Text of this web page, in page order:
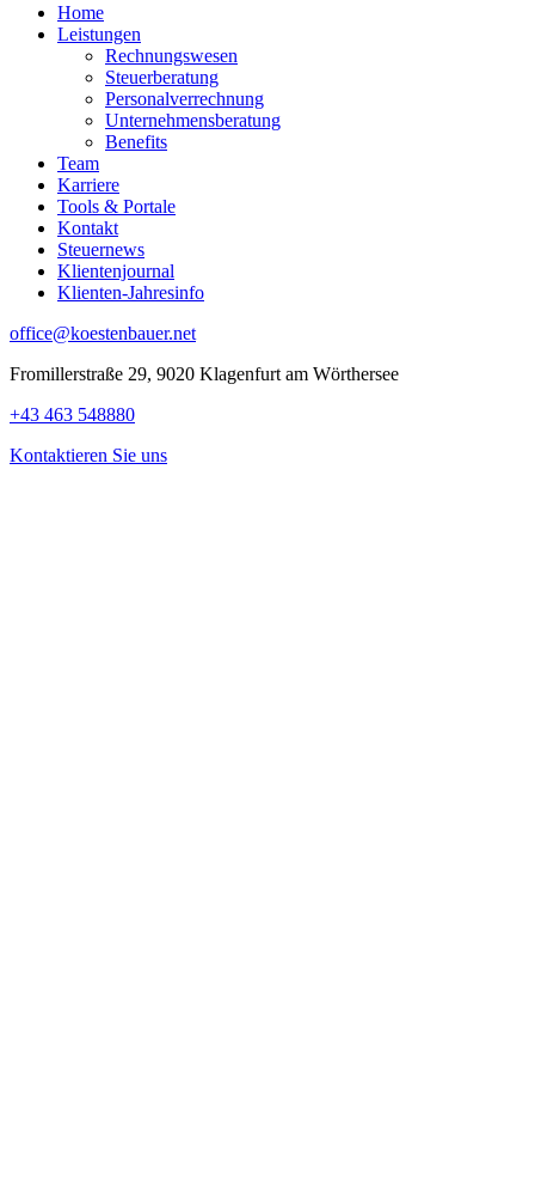
Home
Leistungen
Rechnungswesen
Steuerberatung
Personalverrechnung
Unternehmensberatung
Benefits
Team
Karriere
Tools & Portale
Kontakt
Steuernews
Klientenjournal
Klienten-Jahresinfo
office@koestenbauer.net
Fromillerstraße 29, 9020 Klagenfurt am Wörthersee
+43 463 548880
Kontaktieren Sie uns